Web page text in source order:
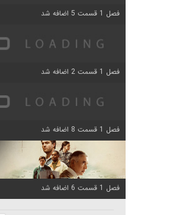
فصل 1 قسمت 5 اضافه شد
فصل 1 قسمت 2 اضافه شد
فصل 1 قسمت 8 اضافه شد
فصل 1 قسمت 6 اضافه شد